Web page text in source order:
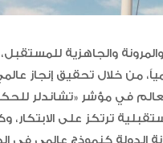
والجاهزية
من خلال تحقيق إنجاز
مستوى العالم في مؤشر «تشاندلر
ترتكز على الابتكار،